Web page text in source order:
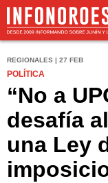
REGIONALES | 27 FEB
POLÍTICA
“No a
desafía
una Ley